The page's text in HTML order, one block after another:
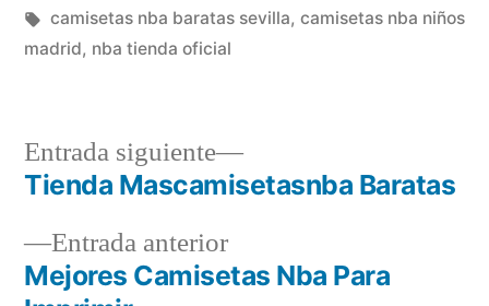
en
Etiquetas:
camisetas nba baratas sevilla, camisetas nba niños
madrid, nba tienda oficial
Navegación
deEntrada anteriorEntrada
anterior:
Mejores Camisetas Nba Para
Entrada siguiente
Entrada
siguiente:
Tienda Mascamisetasnba Baratas